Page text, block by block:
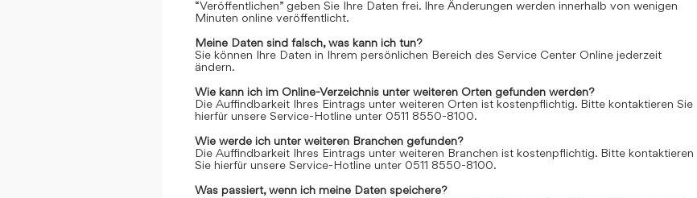
“Veröffentlichen” geben Sie Ihre Daten frei. Ihre Änderungen werden innerhalb von wenigen
Minuten online veröffentlicht.
Meine Daten sind falsch, was kann ich tun?
Sie können Ihre Daten in Ihrem persönlichen Bereich des Service Center Online jederzeit
ändern.
Wie kann ich im Online-Verzeichnis unter weiteren Orten gefunden werden?
Die Auffindbarkeit Ihres Eintrags unter weiteren Orten ist kostenpflichtig. Bitte kontaktieren Sie
hierfür unsere Service-Hotline unter 0511 8550-8100.
Wie werde ich unter weiteren Branchen gefunden?
Die Auffindbarkeit Ihres Eintrags unter weiteren Branchen ist kostenpflichtig. Bitte kontaktieren
Sie hierfür unsere Service-Hotline unter 0511 8550-8100.
Was passiert, wenn ich meine Daten speichere?